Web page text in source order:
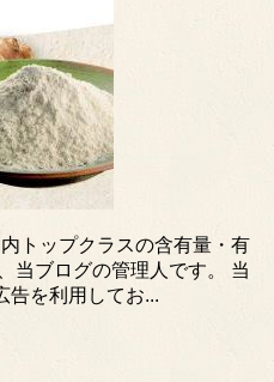
トップクラスの含有量・有
当ブログの管理人です。 当
告を利用してお...